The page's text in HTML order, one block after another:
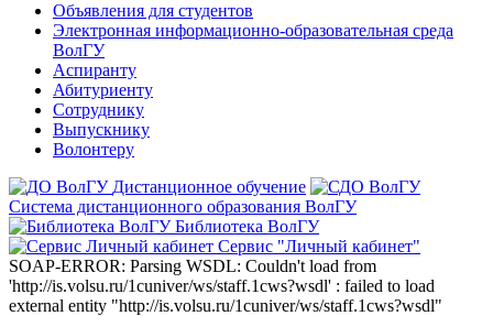
Объявления для студентов
Электронная информационно-образовательная среда
ВолГУ
Аспиранту
Абитуриенту
Сотруднику
Выпускнику
Волонтеру
Дистанционное обучение
Система дистанционного образования ВолГУ
Библиотека ВолГУ
Сервис "Личный кабинет"
SOAP-ERROR: Parsing WSDL: Couldn't load from
'http://is.volsu.ru/1cuniver/ws/staff.1cws?wsdl' : failed to load
external entity "http://is.volsu.ru/1cuniver/ws/staff.1cws?wsdl"